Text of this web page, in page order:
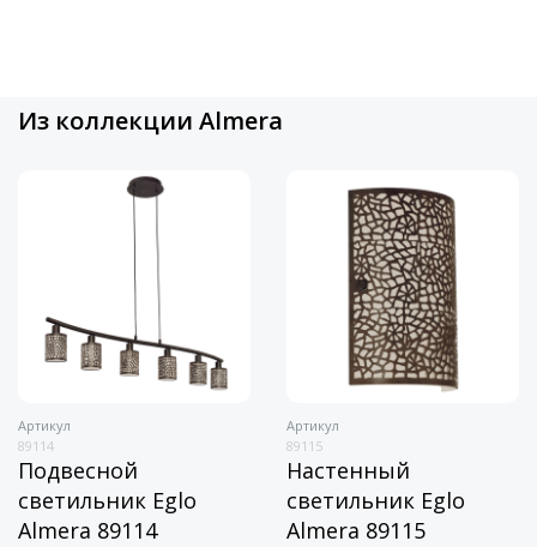
Из коллекции Almera
Артикул
89114
Подвесной
светильник Eglo
Almera 89114
Артикул
89115
Настенный
светильник Eglo
Almera 89115